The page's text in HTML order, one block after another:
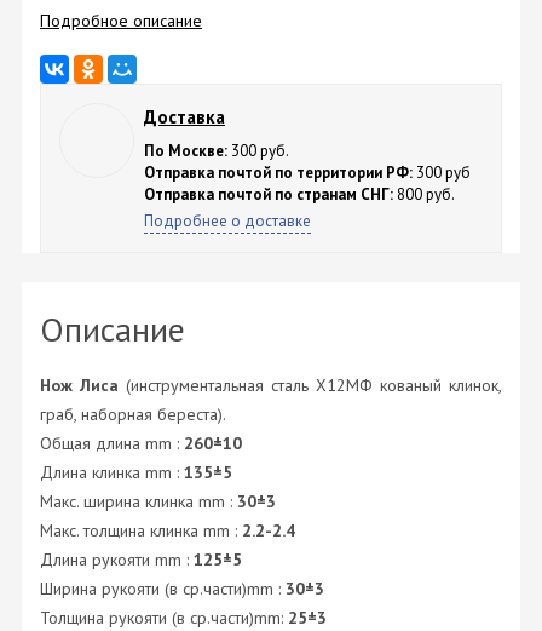
Подробное описание
Доставка
По Москве: 300 руб.
Отправка почтой по территории РФ: 300 руб
Отправка почтой по странам СНГ: 800 руб.
Подробнее о доставке
Описание
Нож Лиса (инструментальная сталь Х12МФ кованый клинок,
граб, наборная береста).
Общая длина mm : 260±10
Длина клинка mm : 135±5
Макс. ширина клинка mm : 30±3
Макс. толщина клинка mm : 2.2-2.4
Длина рукояти mm : 125±5
Ширина рукояти (в ср.части)mm : 30±3
Толщина рукояти (в ср.части)mm: 25±3